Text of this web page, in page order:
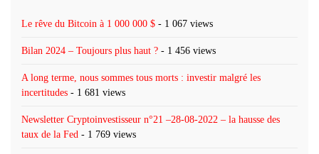
Le rêve du Bitcoin à 1 000 000 $ - 1 067 views
Bilan 2024 – Toujours plus haut ? - 1 456 views
A long terme, nous sommes tous morts : investir malgré les
incertitudes - 1 681 views
Newsletter Cryptoinvestisseur n°21 –28-08-2022 – la hausse des
taux de la Fed - 1 769 views